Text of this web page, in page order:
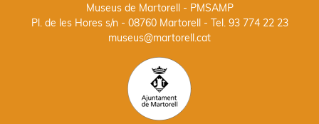
Museus de Martorell - PMSAMP
Pl. de les Hores s/n - 08760 Martorell
- Tel. 93 774 22 23
museus@martorell.cat